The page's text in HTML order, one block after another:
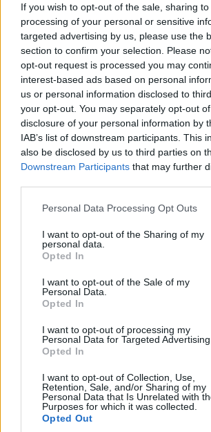
If you wish to opt-out of the sale, sharing
processing of your personal or sensitive
targeted advertising by us, please use the
section to confirm your selection. Please
opt-out request is processed you may
interest-based ads based on personal
us or personal information disclosed to
your opt-out. You may separately opt-out
disclosure of your personal information by
IAB’s list of downstream participants. This
also be disclosed by us to third parties on
Downstream Participants that may further
Please note that this website/app uses one
not limited to your visit or usage behaviour.
grant or deny consent to Google and its
use your data for below specified purposes
consent section.
Personal Data Processing Opt Outs
I want to opt-out of the Sharing of my
personal data.
Opted In
I want to opt-out of the Sale of my
Personal Data.
Opted In
I want to opt-out of processing my
Personal Data for Targeted Advertising.
Opted In
I want to opt-out of Collection, Use,
Retention, Sale, and/or Sharing of my
Personal Data that Is Unrelated with
Purposes for which it was collected.
Opted Out
15:29
Giovinazzi 42-vel vezet Kubica
egy rövid utolsó kiállásra mindjárt.
15:29
Na nézzük, mi a helyet: Kubica 10
vezet Estre előtt, aki újabb kilenccel a most
előtt.
15:27
Itt a dráma! A turbópékek kapnak
gyorshajtása nagyon sokba kerül.
Kulcsfontosságú pillanat: egy
bokszban a #6-os és bokszban az #50-es!
Kubica viszont előttük frissebb gumin!
cserélnek a #83-ason, de Kubica marad az
és az #50-es a következő körben jön, az